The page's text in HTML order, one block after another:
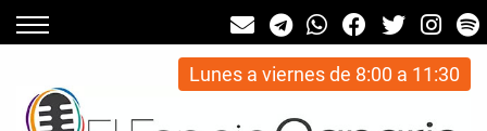
Lunes a viernes de 8:00 a 11:30